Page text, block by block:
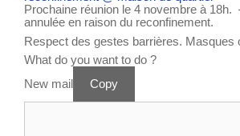
Prochaine réunion le 4 novembre à
annulée en raison du reconfinement.
Respect des gestes barrières. Masques
What do you want to do ?
New mail
Copy